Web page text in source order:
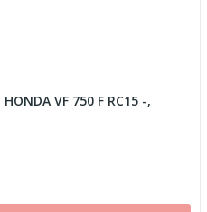
VF 750 F RC15 -,